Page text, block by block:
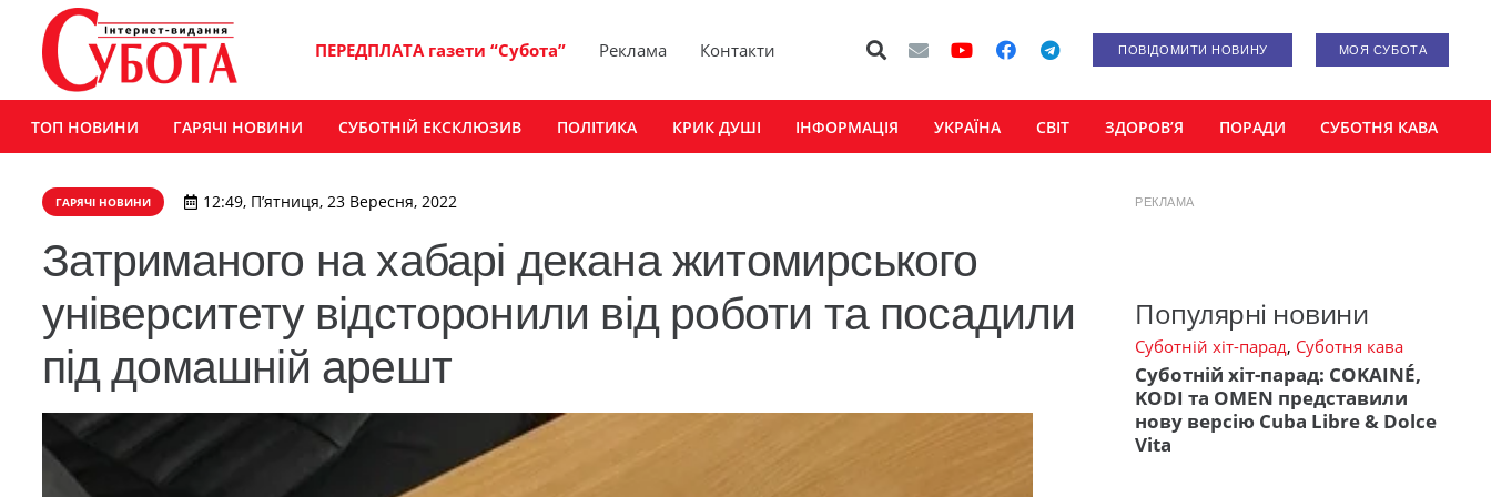
ПЕРЕДПЛАТА газети “Субота” Реклама Контакти ПОВІДОМИТИ НОВИНУ МОЯ СУБОТА
ТОП НОВИНИ ГАРЯЧІ НОВИНИ СУБОТНІЙ ЕКСКЛЮЗИВ ПОЛІТИКА КРИК ДУШІ ІНФОРМАЦІЯ УКРАЇНА СВІТ ЗДОРОВ’Я ПОРАДИ СУБОТНЯ КАВА
ГАРЯЧІ НОВИНИ 12:49, П’ятниця, 23 Вересня, 2022
Затриманого на хабарі декана житомирського
університету відсторонили від роботи та посадили
під домашній арешт
РЕКЛАМА
Популярні новини
Суботній хіт-парад, Суботня кава
Суботній хіт-парад: COKAINÉ,
KODI та OMEN представили
нову версію Cuba Libre & Dolce
Vita